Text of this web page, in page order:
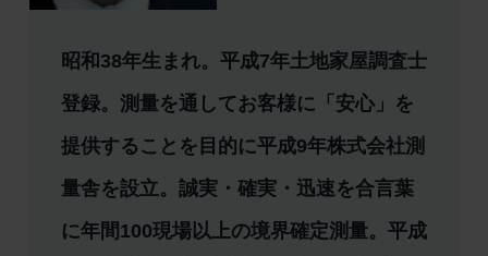
昭和38年生まれ。平成7年土地家屋調査士
登録。測量を通してお客様に「安心」を
提供することを目的に平成9年株式会社測
量舎を設立。誠実・確実・迅速を合言葉
に年間100現場以上の境界確定測量。平成